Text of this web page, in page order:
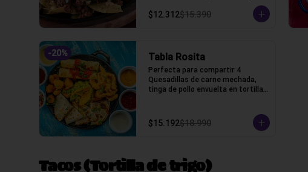
gallo
$12.312$15.390
-20% Tabla Rosita
Perfecta para compartir 4
Quesadillas de carne mechada,
tinga de pollo envuelta en tortillas
cilantro, salsas bbq, chipotle,
acida, honey, marinara y pico de
$15.192$18.990
Tacos (Tortilla de trigo)